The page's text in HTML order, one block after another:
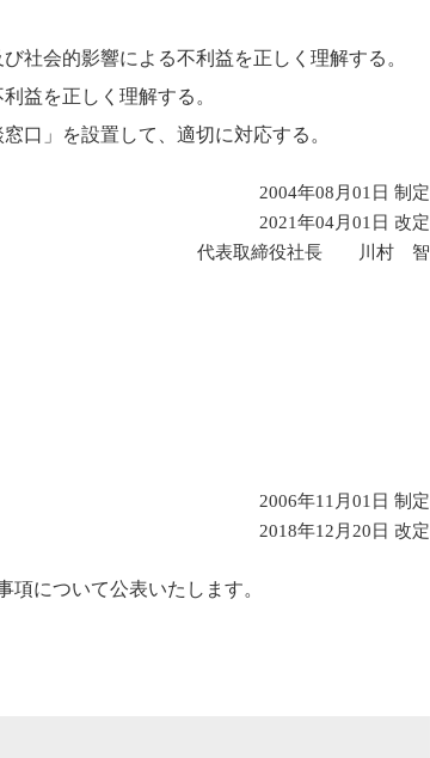
社会的影響による不利益を正しく理解する。
益を正しく理解する。
口」を設置して、適切に対応する。
2004年08月01日 制定
2021年04月01日 改定
代表取締役社長 川村 智
2006年11月01日 制定
2018年12月20日 改定
について公表いたします。